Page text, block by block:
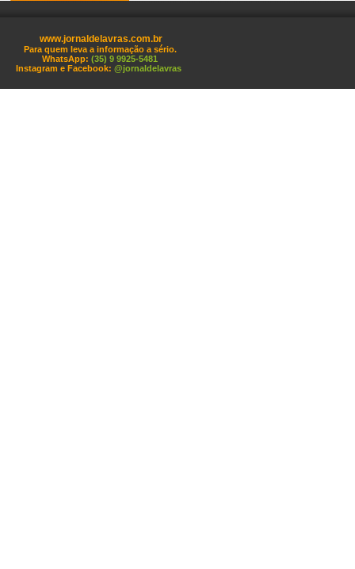
www.jornaldelavras.com.br
Para quem leva a informação a sério.
WhatsApp: (35) 9 9925-5481
Instagram e Facebook: @jornaldelavras